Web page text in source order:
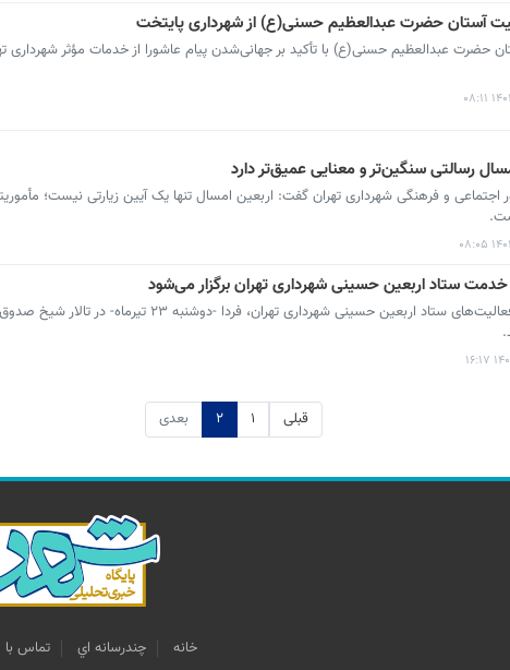
آستان حضرت عبدالعظیم حسنی(ع) از شهرداری پایتخت
حضرت عبدالعظیم حسنی(ع) با تأکید بر جهانی‌شدن پیام عاشورا از خدمات مؤثر شهرداری
رسالتی سنگین‌تر و معنایی عمیق‌تر دارد
اجتماعی و فرهنگی شهرداری تهران گفت: اربعین امسال تنها یک آیین زیارتی نیست؛
خدمت ستاد اربعین حسینی شهرداری تهران برگزار می‌شود
آیین آغاز فعالیت‌های ستاد اربعین حسینی شهرداری
قبلی ۱ ۲ بعدی
خانه چندرسانه اي تماس با